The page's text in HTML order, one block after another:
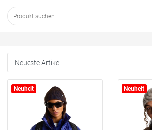
KATEGORIEN
Neuheit Neuheit